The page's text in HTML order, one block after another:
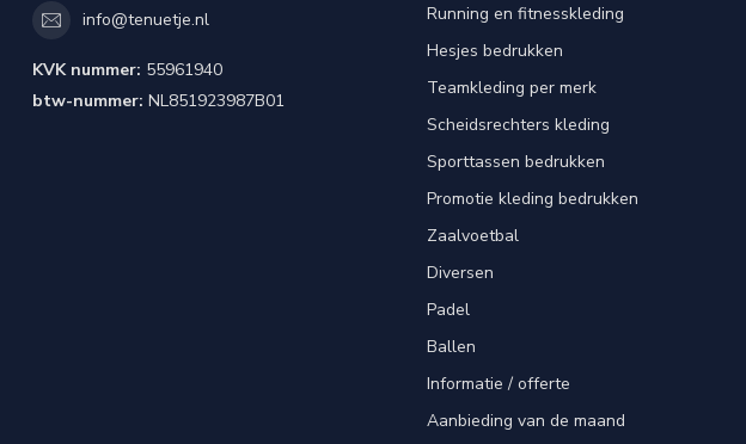
info@tenuetje.nl
KVK nummer: 55961940
btw-nummer: NL851923987B01
Running en fitnesskleding
Hesjes bedrukken
Teamkleding per merk
Scheidsrechters kleding
Sporttassen bedrukken
Promotie kleding bedrukken
Zaalvoetbal
Diversen
Padel
Ballen
Informatie / offerte
Aanbieding van de maand